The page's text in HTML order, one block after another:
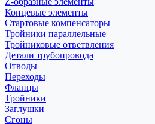
Концевые элементы
Стартовые компенсаторы
Тройники параллельные
Тройниковые ответвления
Детали трубопровода
Отводы
Переходы
Фланцы
Тройники
Заглушки
Сгоны